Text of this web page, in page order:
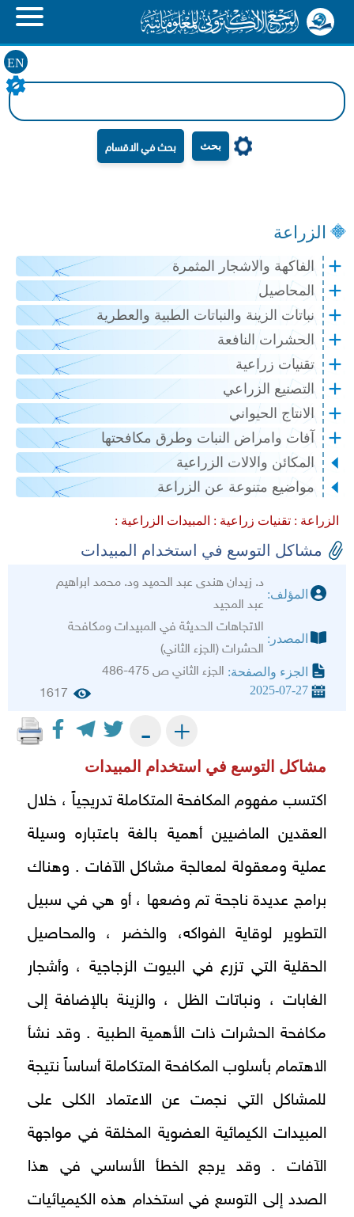
EN
بحث
الزراعة
الفاكهة والاشجار المثمرة
المحاصيل
نباتات الزينة والنباتات الطبية والعطرية
الحشرات النافعة
تقنيات زراعية
التصنيع الزراعي
الانتاج الحيواني
آفات وامراض النبات وطرق مكافحتها
المكائن والالات الزراعية
مواضيع متنوعة عن الزراعة
الزراعة : تقنيات زراعية : المبيدات الزراعية :
مشاكل التوسع في استخدام المبيدات
المؤلف:
د. زيدان هندى عبد الحميد ود. محمد ابراهيم
عبد المجيد
المصدر:
الاتجاهات الحديثة في المبيدات ومكافحة
الحشرات (الجزء الثاني)
الجزء والصفحة: الجزء الثاني ص 475-486
2025-07-27
1617
+
-
مشاكل التوسع في استخدام المبيدات
اكتسب مفهوم المكافحة المتكاملة تدريجياً ، خلال
العقدين الماضيين أهمية بالغة باعتباره وسيلة
عملية ومعقولة لمعالجة مشاكل الآفات . وهناك
برامج عديدة ناجحة تم وضعها ، أو هي في سبيل
التطوير لوقاية الفواكه، والخضر ، والمحاصيل
الحقلية التي تزرع في البيوت الزجاجية ، وأشجار
الغابات ، ونباتات الظل ، والزينة بالإضافة إلى
مكافحة الحشرات ذات الأهمية الطبية . وقد نشأ
الاهتمام بأسلوب المكافحة المتكاملة أساساً نتيجة
للمشاكل التي نجمت عن الاعتماد الكلى على
المبيدات الكيمائية العضوية المخلقة في مواجهة
الآفات . وقد يرجع الخطأ الأساسي في هذا
الصدد إلى التوسع في استخدام هذه الكيميائيات